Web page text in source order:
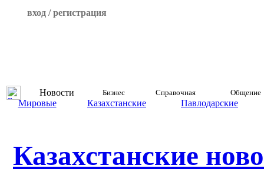
вход / регистрация
Новости Бизнес Справочная Общение
Мировые Казахстанские Павлодарские
Казахстанские